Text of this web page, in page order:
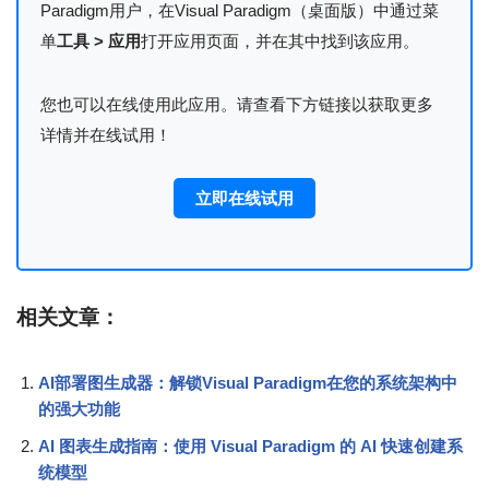
Paradigm用户，在Visual Paradigm（桌面版）中通过菜
单工具 > 应用打开应用页面，并在其中找到该应用。
您也可以在线使用此应用。请查看下方链接以获取更多
详情并在线试用！
立即在线试用
相关文章：
AI部署图生成器：解锁Visual Paradigm在您的系统架构中
的强大功能
AI 图表生成指南：使用 Visual Paradigm 的 AI 快速创建系
统模型